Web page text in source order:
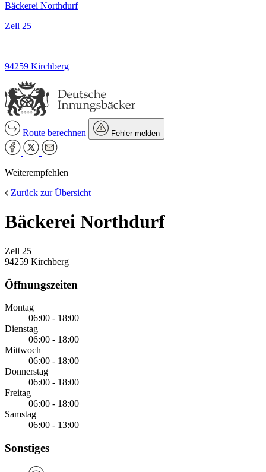
Bäckerei Northdurf
Zell 25
94259 Kirchberg
Route berechnen Fehler melden
Weiterempfehlen
Zurück zur Übersicht
Bäckerei Northdurf
Zell 25
94259 Kirchberg
Öffnungszeiten
Montag
06:00 - 18:00
Dienstag
06:00 - 18:00
Mittwoch
06:00 - 18:00
Donnerstag
06:00 - 18:00
Freitag
06:00 - 18:00
Samstag
06:00 - 13:00
Sonstiges